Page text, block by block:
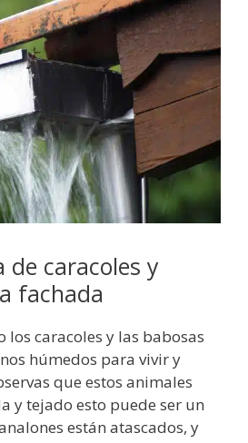
de caracoles y
fachada
los caracoles y las babosas
húmedos para vivir y
que estos animales
y tejado esto puede ser un
están atascados, y